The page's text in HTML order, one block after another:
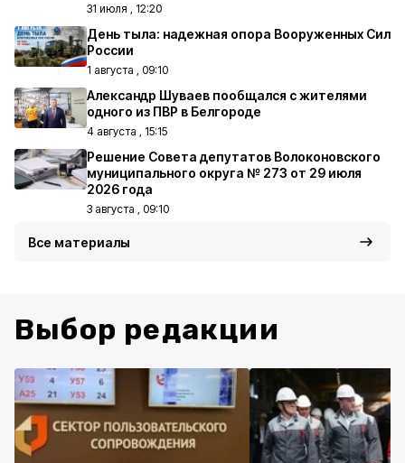
31 июля , 12:20
День тыла: надежная опора Вооруженных Сил
России
1 августа , 09:10
Александр Шуваев пообщался с жителями
одного из ПВР в Белгороде
4 августа , 15:15
Решение Совета депутатов Волоконовского
муниципального округа № 273 от 29 июля
2026 года
3 августа , 09:10
Все материалы
Выбор редакции